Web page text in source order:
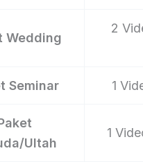
Wedding
2
Seminar 1
Ultah
1